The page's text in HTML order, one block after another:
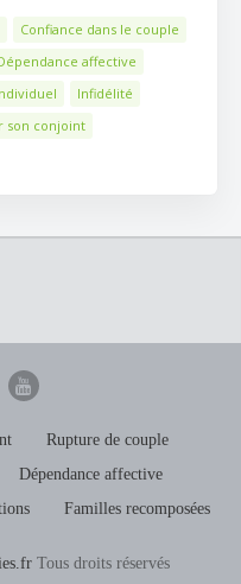
Confiance dans le couple
affective
Infidélité
son conjoint
Rupture de couple
Dépendance affective
Familles recomposées
Tous droits réservés